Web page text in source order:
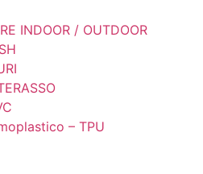
INDOOR / OUTDOOR
– TPU